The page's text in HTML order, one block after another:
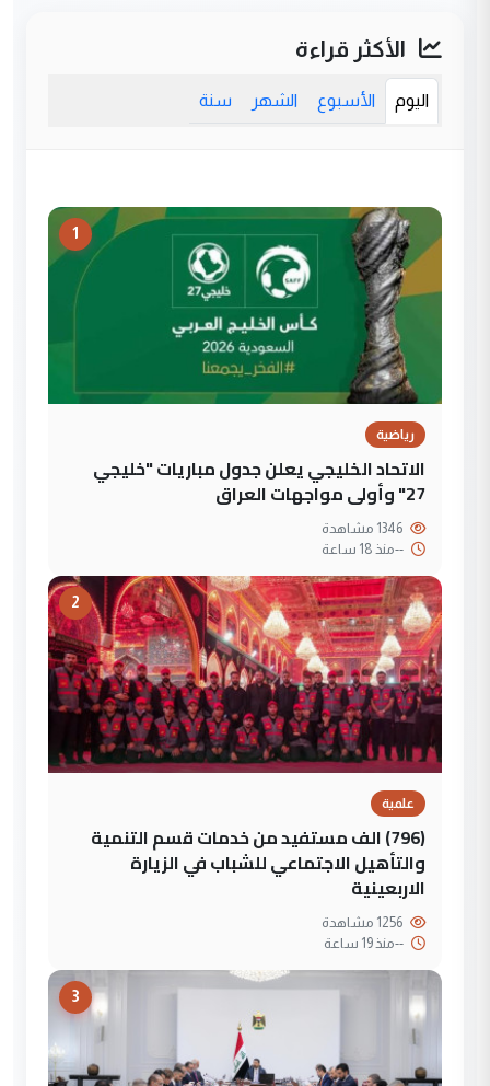
الأكثر قراءة
اليوم الأسبوع الشهر سنة
1
رياضية
الاتحاد الخليجي يعلن جدول مباريات "خليجي
27" وأولى مواجهات العراق
--منذ 18 ساعة
2
علمية
(796) الف مستفيد من خدمات قسم التنمية
والتأهيل الاجتماعي للشباب في الزيارة
الاربعينية
--منذ 19 ساعة
3